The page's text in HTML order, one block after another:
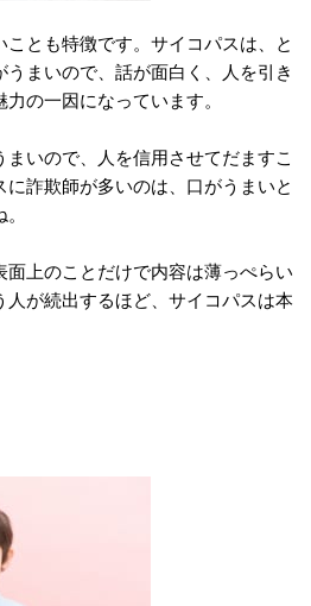
とも特徴です。サイコパスは、と
まいので、話が面白く、人を引き
の一因になっています。
いので、人を信用させてだますこ
詐欺師が多いのは、口がうまいと
面上のことだけで内容は薄っぺらい
が続出するほど、サイコパスは本